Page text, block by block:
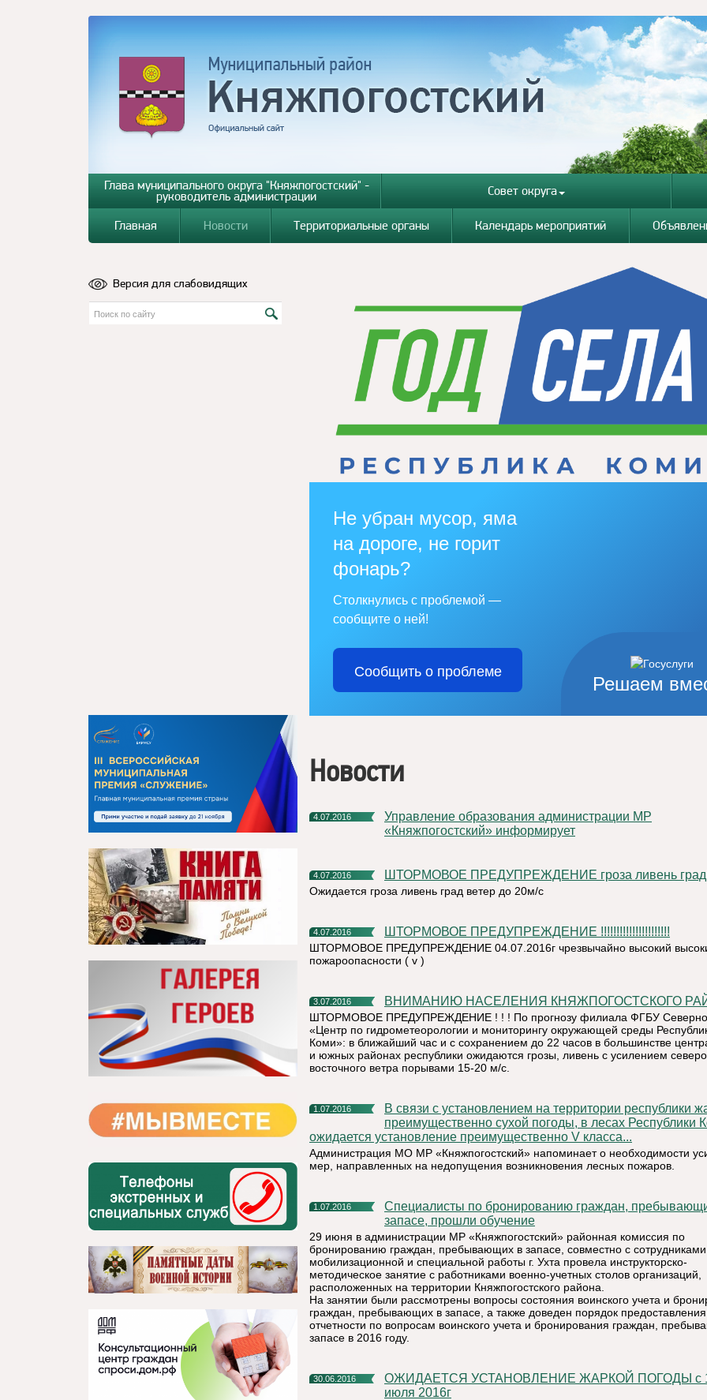
Глава муниципального округа "Княжпогостский" -
руководитель администрации Совет округа
Главная Новости Территориальные органы Календарь мероприятий
Версия для слабовидящих
Решаем
Не убран мусор, яма
на дороге, не горит
фонарь?
Столкнулись с проблемой —
сообщите о ней!
Сообщить о проблеме
Новости
4.07.2016
Управление образования администрации МР
«Княжпогостский» информирует
4.07.2016 ШТОРМОВОЕ ПРЕДУПРЕЖДЕНИЕ гроза ливень
Ожидается гроза ливень град ветер до 20м/с
4.07.2016 ШТОРМОВОЕ ПРЕДУПРЕЖДЕНИЕ !!!!!!!!!!!!!!!!!!!!!!
ШТОРМОВОЕ ПРЕДУПРЕЖДЕНИЕ 04.07.2016г чрезвычайно высокий
пожароопасности ( v )
3.07.2016 ВНИМАНИЮ НАСЕЛЕНИЯ КНЯЖПОГОСТСКОГО
ШТОРМОВОЕ ПРЕДУПРЕЖДЕНИЕ ! ! ! По прогнозу филиала ФГБУ
«Центр по гидрометеорологии и мониторингу окружающей среды
Коми»: в ближайший час и с сохранением до 22 часов в большинстве
и южных районах республики ожидаются грозы, ливень с усилением
восточного ветра порывами 15-20 м/с.
1.07.2016
В связи с установлением на территории республики жаркой,
преимущественно сухой погоды, в лесах Республики
ожидается установление преимущественно V класса...
Администрация МО МР «Княжпогостский» напоминает о необходимости
мер, направленных на недопущения возникновения лесных пожаров.
1.07.2016
Специалисты по бронированию граждан, пребывающих в
запасе, прошли обучение
29 июня в администрации МР «Княжпогостский» районная комиссия по
бронированию граждан, пребывающих в запасе, совместно с
мобилизационной и специальной работы г. Ухта провела инструкторско-
методическое занятие с работниками военно-учетных столов организаций,
расположенных на территории Княжпогостского района.
На занятии были рассмотрены вопросы состояния воинского учета и
граждан, пребывающих в запасе, а также доведен порядок предоставления
отчетности по вопросам воинского учета и бронирования граждан,
запасе в 2016 году.
30.06.2016
ОЖИДАЕТСЯ УСТАНОВЛЕНИЕ ЖАРКОЙ ПОГОДЫ с 1 по 6
июля 2016г